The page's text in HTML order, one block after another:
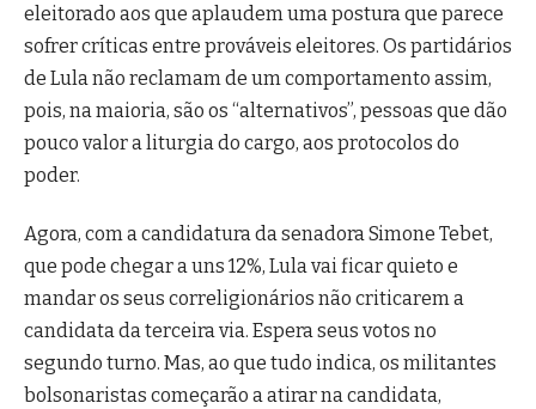
eleitorado aos que aplaudem uma postura que parece
sofrer críticas entre prováveis eleitores. Os partidários
de Lula não reclamam de um comportamento assim,
pois, na maioria, são os “alternativos”, pessoas que dão
pouco valor a liturgia do cargo, aos protocolos do
poder.
Agora, com a candidatura da senadora Simone Tebet,
que pode chegar a uns 12%, Lula vai ficar quieto e
mandar os seus correligionários não criticarem a
candidata da terceira via. Espera seus votos no
segundo turno. Mas, ao que tudo indica, os militantes
bolsonaristas começarão a atirar na candidata,